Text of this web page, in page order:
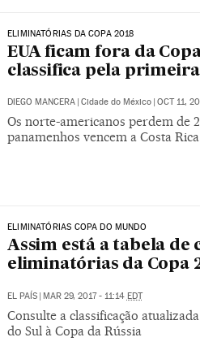
ELIMINATÓRIAS DA COPA 2018
EUA ficam fora da
classifica pela primeira
DIEGO MANCERA Cidade do México OCT 11,
Os norte-americanos perdem de
panamenhos vencem a Costa
ELIMINATÓRIAS COPA DO MUNDO
Assim está a tabela de
eliminatórias da Copa
EL PAÍS | MAR 29, 2017 - 11:14 EDT
Consulte a classificação
do Sul à Copa da Rússia